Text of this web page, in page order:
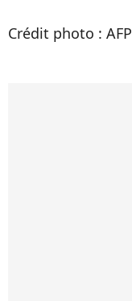
Crédit photo : AFP